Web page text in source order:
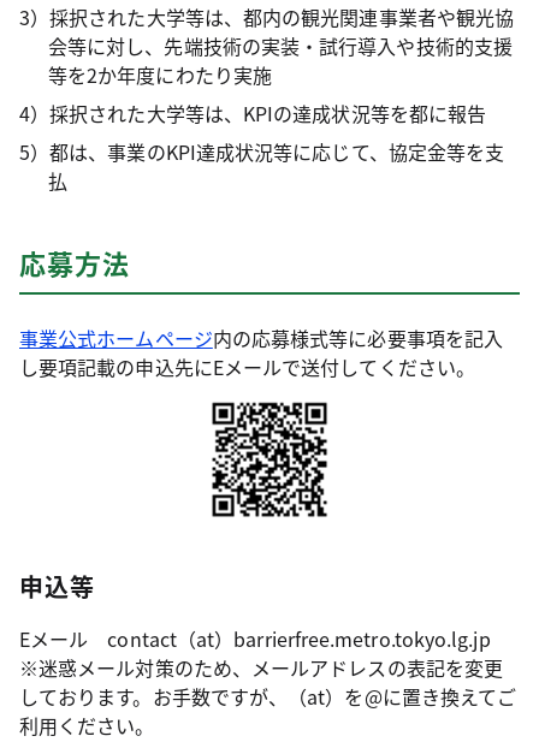
3）採択された大学等は、都内の観光関連事業者や観光協
会等に対し、先端技術の実装・試行導入や技術的支援
等を2か年度にわたり実施
4）採択された大学等は、KPIの達成状況等を都に報告
5）都は、事業のKPI達成状況等に応じて、協定金等を支
払
応募方法
事業公式ホームページ内の応募様式等に必要事項を記入
し要項記載の申込先にEメールで送付してください。
申込等
Eメール contact（at）barrierfree.metro.tokyo.lg.jp
※迷惑メール対策のため、メールアドレスの表記を変更
しております。お手数ですが、（at）を@に置き換えてご
利用ください。